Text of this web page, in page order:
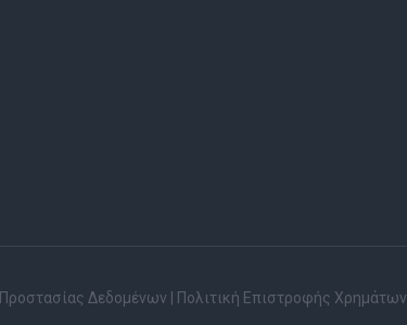
Προστασίας Δεδομένων Πολιτική Επιστροφής Χρημάτων